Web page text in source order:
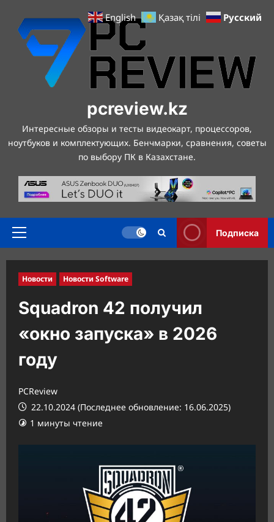
содержимому
pcreview.kz
Интересные обзоры и тесты видеокарт, процессоров,
ноутбуков и комплектующих. Бенчмарки, сравнения, советы
по выбору ПК в Казахстане.
Основное
Подписка
Новости Новости Software
Squadron 42 получил
«окно запуска» в 2026
году
PCReview
22.10.2024 (Последнее обновление: 16.06.2025)
1 минуты чтение
English Қазақ тілі Русский